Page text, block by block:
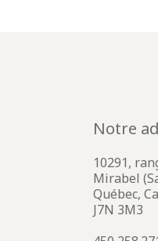
Notre
10291,
Mirabel
Québec,
J7N 3M3